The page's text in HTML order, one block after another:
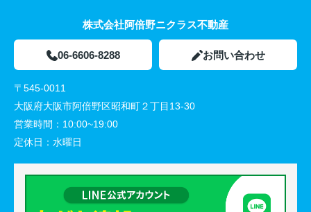
株式会社阿倍野ニクラス不動産
06-6606-8288 お問い合わせ
〒545-0011
大阪府大阪市阿倍野区昭和町２丁目13-30
営業時間： 10:00~19:00
定休日： 水曜日